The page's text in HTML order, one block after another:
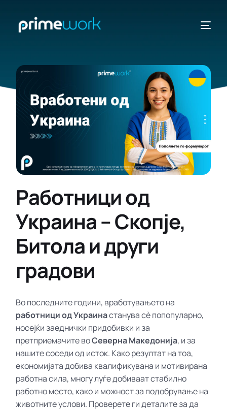
Работници од
Украина – Скопје,
Битола и други
градови
Во последните години, вработувањето на
работници од Украинастанува сè попопуларно,
носејќи заеднички придобивки и за
претприемачите воСеверна Македонија, и за
нашите соседи од исток. Како резултат на тоа,
економијата добива квалификувана и мотивирана
работна сила, многу луѓе добиваат стабилно
работно место, како и можност за подобрување на
животните услови. Проверете ги деталите за да